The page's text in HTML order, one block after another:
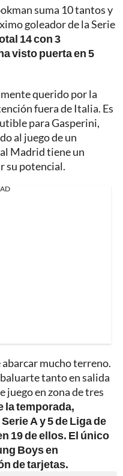
suma 10 tantos y
goleador de la Serie
14 con 3
visto puerta en 5
querido por la
fuera de Italia. Es
para Gasperini,
al juego de un
Madrid tiene un
su potencial.
mucho terreno.
tanto en salida
juego en zona de tres
la temporada,
A y 5 de Liga de
19 de ellos. El único
Boys en
de tarjetas.